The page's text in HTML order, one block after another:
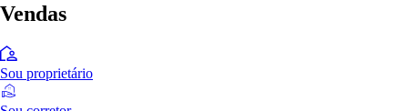
Vendas
Sou proprietário